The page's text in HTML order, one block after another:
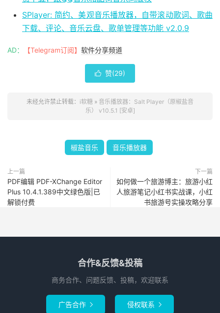
SPlayer: 简约、美观音乐播放器，自带滚动歌词、歌曲
下载、评论、音乐云盘、歌单管理等功能 v2.0.9
AD： 【Telegram订阅】 软件分享频道
 赞(29)
未经允许禁止转载： i软糖 » 音乐播放器：Salt Player（原椒盐音
乐） v10.5.1 [安卓]
椒盐音乐 音乐播放器
上一篇
PDF编辑 PDF-XChange Editor
Plus 10.4.1.389中文绿色版|已
解锁付费
下一篇
如何做一个旅游博主：旅游小红
人旅游笔记小红书实战课，小红
书旅游号实操攻略分享
合作&反馈&投稿
商务合作、问题反馈、投稿，欢迎联系
广告合作  侵权联系 